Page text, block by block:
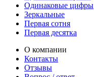
Одинаковые цифры
Зеркальные
Первая сотня
Первая десятка
О компании
Контакты
Отзывы